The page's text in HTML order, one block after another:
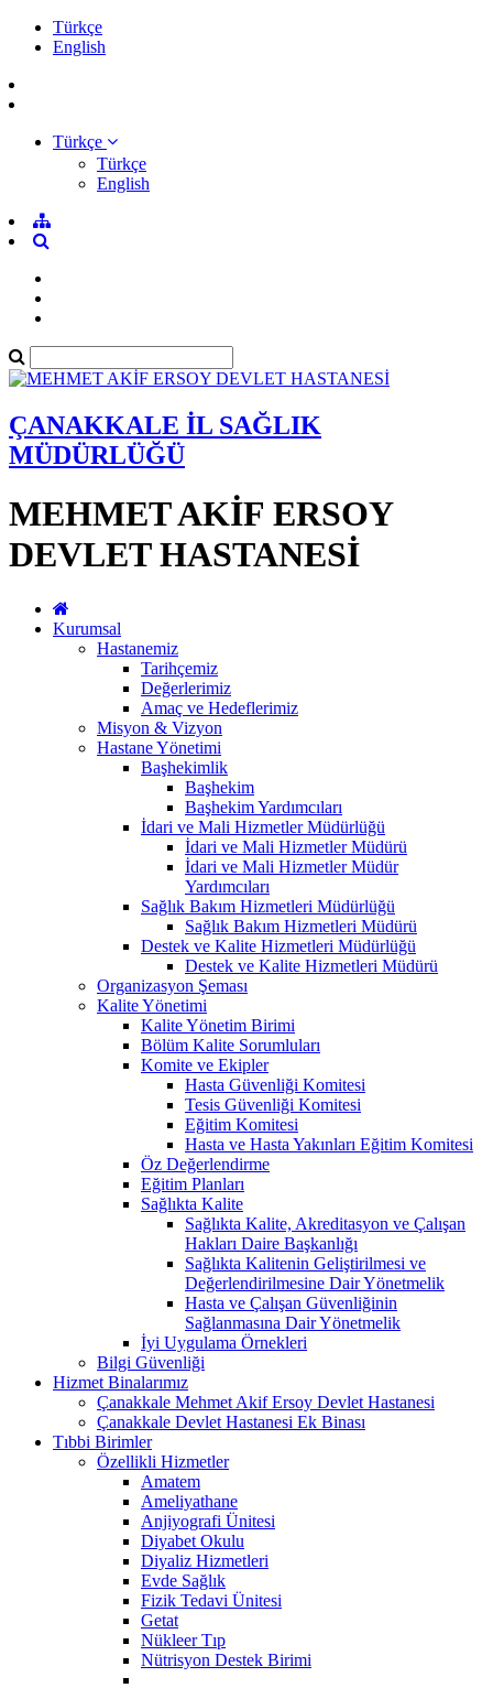
Türkçe
English
Türkçe
Türkçe
English
ÇANAKKALE İL SAĞLIK
MÜDÜRLÜĞÜ
MEHMET AKİF ERSOY
DEVLET HASTANESİ
Kurumsal
Hastanemiz
Tarihçemiz
Değerlerimiz
Amaç ve Hedeflerimiz
Misyon & Vizyon
Hastane Yönetimi
Başhekimlik
Başhekim
Başhekim Yardımcıları
İdari ve Mali Hizmetler Müdürlüğü
İdari ve Mali Hizmetler Müdürü
İdari ve Mali Hizmetler Müdür
Yardımcıları
Sağlık Bakım Hizmetleri Müdürlüğü
Sağlık Bakım Hizmetleri Müdürü
Destek ve Kalite Hizmetleri Müdürlüğü
Destek ve Kalite Hizmetleri Müdürü
Organizasyon Şeması
Kalite Yönetimi
Kalite Yönetim Birimi
Bölüm Kalite Sorumluları
Komite ve Ekipler
Hasta Güvenliği Komitesi
Tesis Güvenliği Komitesi
Eğitim Komitesi
Hasta ve Hasta Yakınları Eğitim Komitesi
Öz Değerlendirme
Eğitim Planları
Sağlıkta Kalite
Sağlıkta Kalite, Akreditasyon ve Çalışan
Hakları Daire Başkanlığı
Sağlıkta Kalitenin Geliştirilmesi ve
Değerlendirilmesine Dair Yönetmelik
Hasta ve Çalışan Güvenliğinin
Sağlanmasına Dair Yönetmelik
İyi Uygulama Örnekleri
Bilgi Güvenliği
Hizmet Binalarımız
Çanakkale Mehmet Akif Ersoy Devlet Hastanesi
Çanakkale Devlet Hastanesi Ek Binası
Tıbbi Birimler
Özellikli Hizmetler
Amatem
Ameliyathane
Anjiyografi Ünitesi
Diyabet Okulu
Diyaliz Hizmetleri
Evde Sağlık
Fizik Tedavi Ünitesi
Getat
Nükleer Tıp
Nütrisyon Destek Birimi